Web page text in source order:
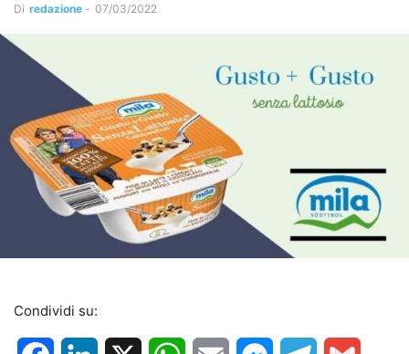
Di redazione - 07/03/2022
Condividi su: